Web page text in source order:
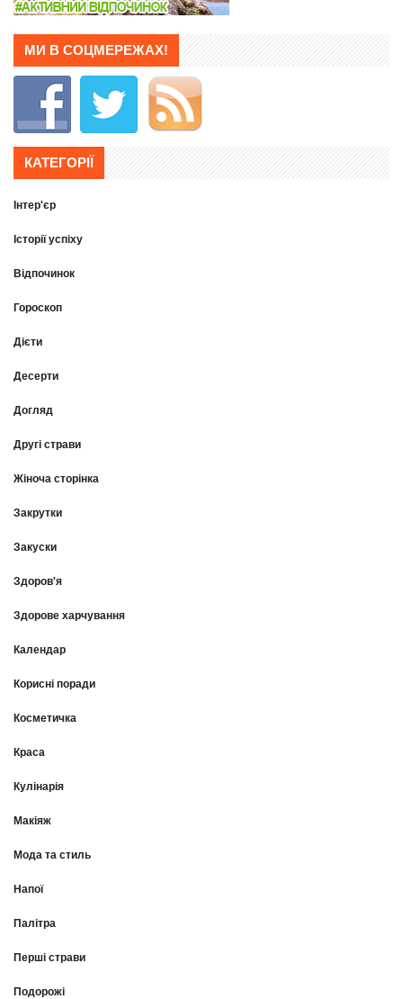
МИ В СОЦМЕРЕЖАХ!
КАТЕГОРІЇ
Інтер'єр
Історії успіху
Відпочинок
Гороскоп
Дієти
Десерти
Догляд
Другі страви
Жіноча сторінка
Закрутки
Закуски
Здоров'я
Здорове харчування
Календар
Корисні поради
Косметичка
Краса
Кулінарія
Макіяж
Мода та стиль
Напої
Палітра
Перші страви
Подорожі